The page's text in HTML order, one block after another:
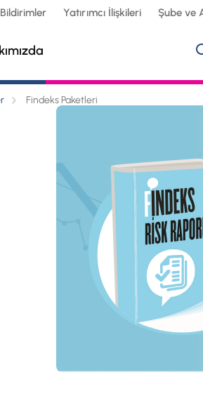
Bildirimler Yatırımcı İlişkileri Şube ve
Findeks Paketleri